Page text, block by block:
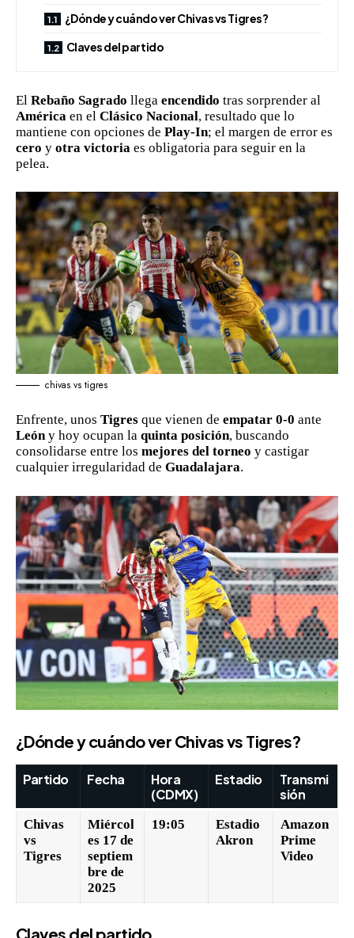
¿Dónde y cuándo ver Chivas vs Tigres?
Claves del partido
El Rebaño Sagrado llega encendido tras sorprender al
América en el Clásico Nacional, resultado que lo
mantiene con opciones de Play-In; el margen de error es
cero y otra victoria es obligatoria para seguir en la
pelea.
chivas vs tigres
Enfrente, unos Tigres que vienen de empatar 0-0 ante
Leóny hoy ocupan la quinta posición, buscando
consolidarse entre los mejores del torneo y castigar
cualquier irregularidad de Guadalajara.
¿Dónde y cuándo ver Chivas vs Tigres?
Partido Fecha
Hora
(CDMX)
Estadio
Transmi
sión
Chivas
vs
Tigres
Miércol
es 17 de
septiem
bre de
2025
19:05
Estadio
Akron
Amazon
Prime
Video
Claves del partido